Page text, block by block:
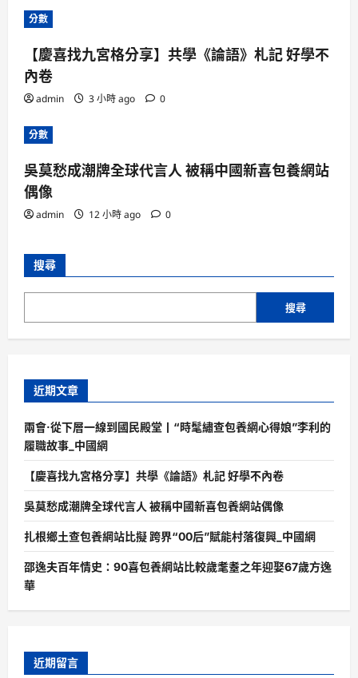
分數
【慶喜找九宮格分享】共學《論語》札記 好學不
內卷
admin 3 小時 ago 0
分數
吳莫愁成潮牌全球代言人 被稱中國新喜包養網站
偶像
admin 12 小時 ago 0
搜尋
搜尋
近期文章
兩會·從下層一線到國民殿堂丨“時髦繡查包養網心得娘”李利的
履職故事_中國網
【慶喜找九宮格分享】共學《論語》札記 好學不內卷
吳莫愁成潮牌全球代言人 被稱中國新喜包養網站偶像
扎根鄉土查包養網站比擬 跨界“00后”賦能村落復興_中國網
邵逸夫百年情史：90喜包養網站比較歲耄耋之年迎娶67歲方逸
華
近期留言